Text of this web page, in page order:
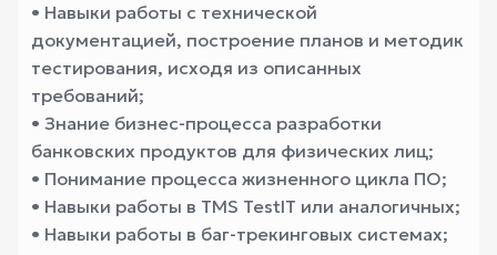
• Навыки работы с технической
документацией, построение планов и методик
тестирования, исходя из описанных
требований;
• Знание бизнес-процесса разработки
банковских продуктов для физических лиц;
• Понимание процесса жизненного цикла ПО;
• Навыки работы в TMS TestIT или аналогичных;
• Навыки работы в баг-трекинговых системах;